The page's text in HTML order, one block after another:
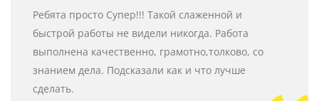
Ребята просто Супер!!! Такой слаженной и
быстрой работы не видели никогда. Работа
выполнена качественно, грамотно,толково, со
знанием дела. Подсказали как и что лучше
сделать.